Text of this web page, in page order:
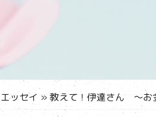
エッセイ » 教えて！伊達さん ～